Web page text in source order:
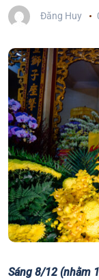
Đăng Huy
Sáng 8/12 (nhằm